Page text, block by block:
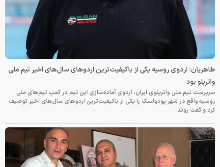
طاهریان: اردوی روسیه یکی از باکیفیت‌ترین اردوهای سال‌های اخیر تیم ملی
واترپلو بود
سرپرست تیم ملی واترپلوی ایران، اردوی آماده‌سازی این تیم در کمپ تیم‌های ملی
روسیه واقع در شهر پودولسک را یکی از باکیفیت‌ترین اردوهای سال‌های اخیر توصیف
کرد و گفت روند